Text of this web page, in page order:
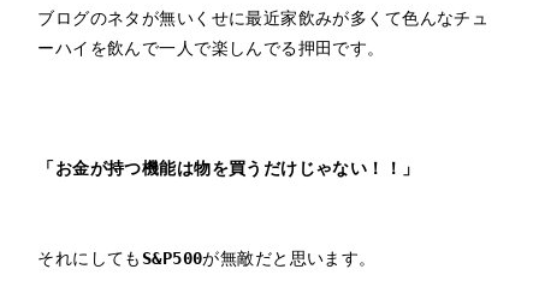
ブログのネタが無いくせに最近家飲みが多くて色んなチュ
ーハイを飲んで一人で楽しんでる押田です。
「お金が持つ機能は物を買うだけじゃない！！」
それにしても S&P500が無敵だと思います。